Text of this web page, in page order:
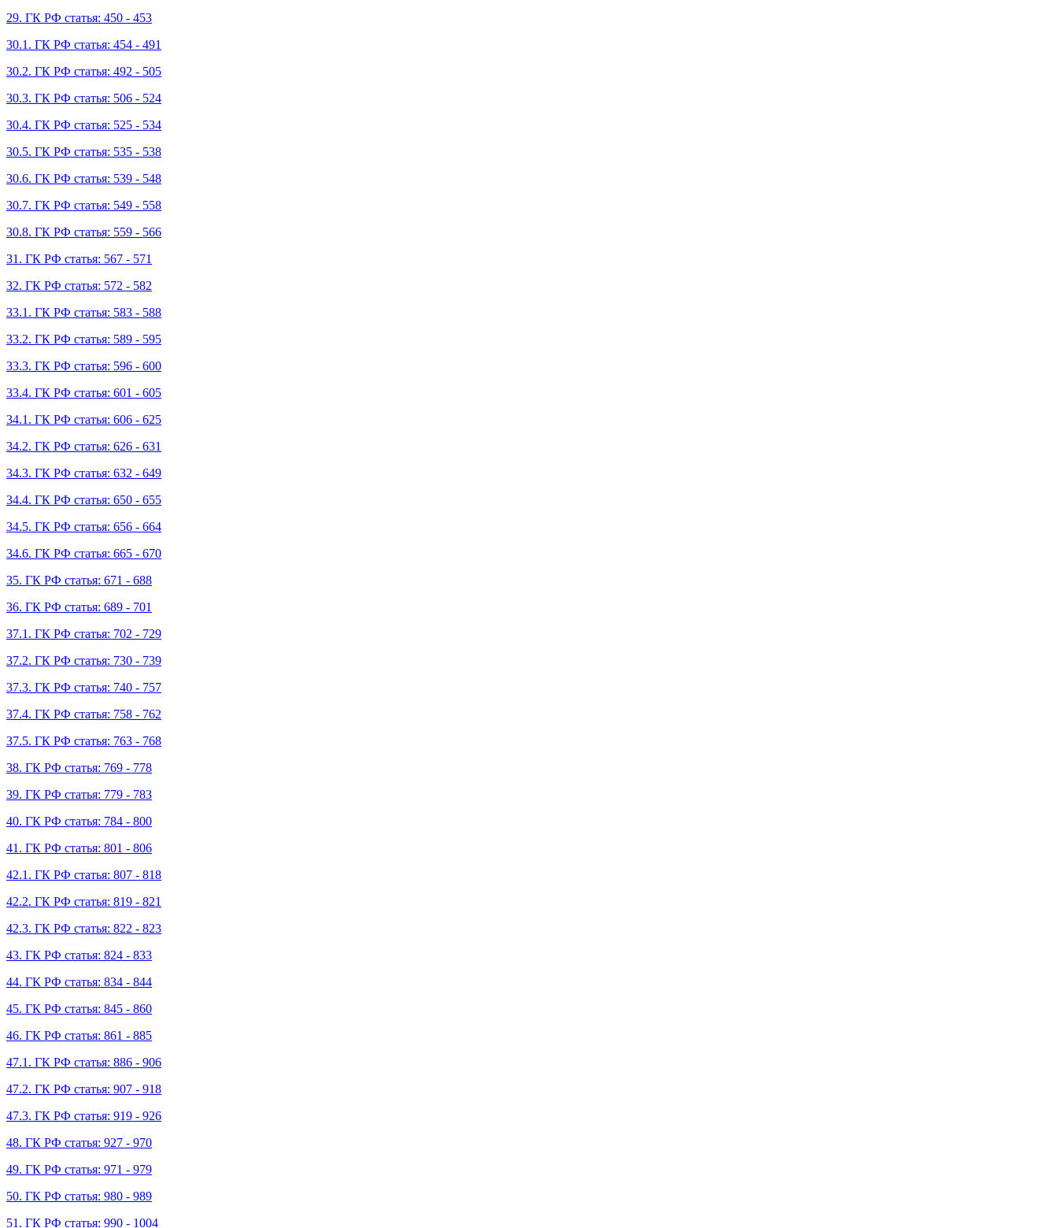
29. ГК РФ статья: 450 - 453
30.1. ГК РФ статья: 454 - 491
30.2. ГК РФ статья: 492 - 505
30.3. ГК РФ статья: 506 - 524
30.4. ГК РФ статья: 525 - 534
30.5. ГК РФ статья: 535 - 538
30.6. ГК РФ статья: 539 - 548
30.7. ГК РФ статья: 549 - 558
30.8. ГК РФ статья: 559 - 566
31. ГК РФ статья: 567 - 571
32. ГК РФ статья: 572 - 582
33.1. ГК РФ статья: 583 - 588
33.2. ГК РФ статья: 589 - 595
33.3. ГК РФ статья: 596 - 600
33.4. ГК РФ статья: 601 - 605
34.1. ГК РФ статья: 606 - 625
34.2. ГК РФ статья: 626 - 631
34.3. ГК РФ статья: 632 - 649
34.4. ГК РФ статья: 650 - 655
34.5. ГК РФ статья: 656 - 664
34.6. ГК РФ статья: 665 - 670
35. ГК РФ статья: 671 - 688
36. ГК РФ статья: 689 - 701
37.1. ГК РФ статья: 702 - 729
37.2. ГК РФ статья: 730 - 739
37.3. ГК РФ статья: 740 - 757
37.4. ГК РФ статья: 758 - 762
37.5. ГК РФ статья: 763 - 768
38. ГК РФ статья: 769 - 778
39. ГК РФ статья: 779 - 783
40. ГК РФ статья: 784 - 800
41. ГК РФ статья: 801 - 806
42.1. ГК РФ статья: 807 - 818
42.2. ГК РФ статья: 819 - 821
42.3. ГК РФ статья: 822 - 823
43. ГК РФ статья: 824 - 833
44. ГК РФ статья: 834 - 844
45. ГК РФ статья: 845 - 860
46. ГК РФ статья: 861 - 885
47.1. ГК РФ статья: 886 - 906
47.2. ГК РФ статья: 907 - 918
47.3. ГК РФ статья: 919 - 926
48. ГК РФ статья: 927 - 970
49. ГК РФ статья: 971 - 979
50. ГК РФ статья: 980 - 989
51. ГК РФ статья: 990 - 1004